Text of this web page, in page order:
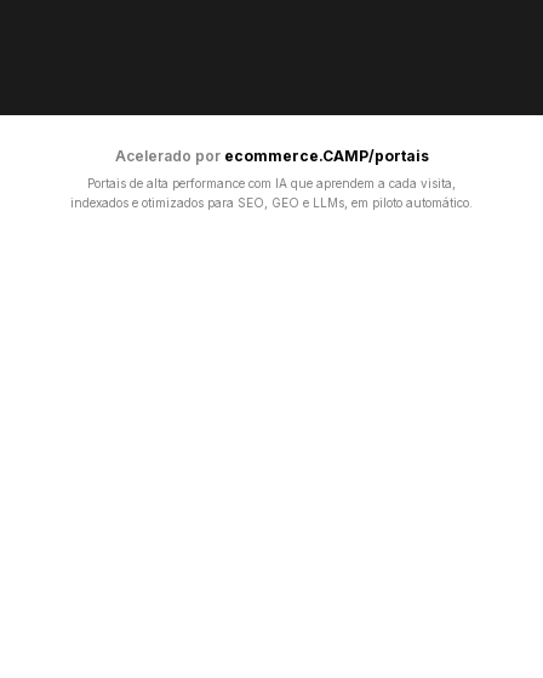
Acelerado por ecommerce.CAMP/portais
Portais de alta performance com IA que aprendem a cada visita,
indexados e otimizados para SEO, GEO e LLMs, em piloto automático.